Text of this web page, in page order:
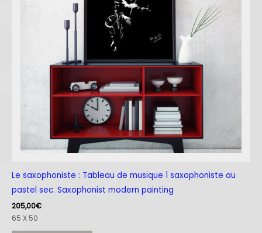
Le saxophoniste : Tableau de musique 1 saxophoniste au
pastel sec. Saxophonist modern painting
205,00€
65 X 50